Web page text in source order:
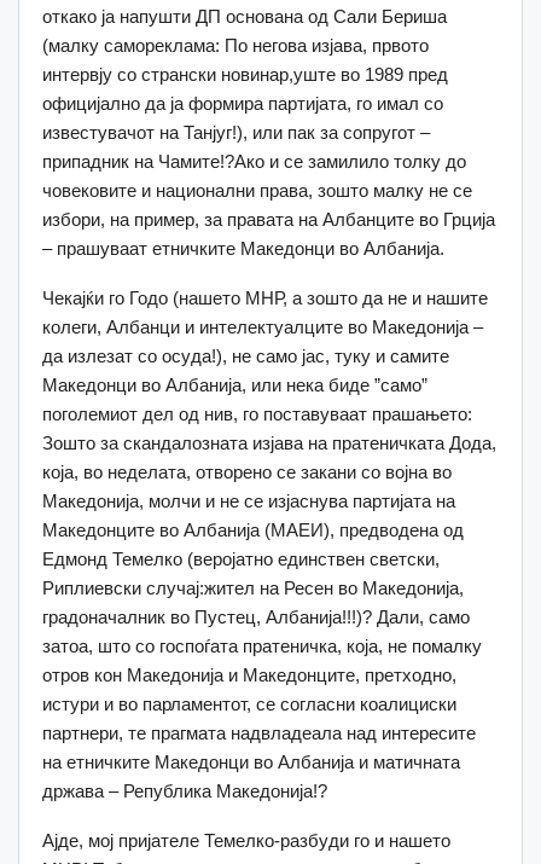
откако ја напушти ДП основана од Сали Бериша
(малку самореклама: По негова изјава, првото
интервју со странски новинар,уште во 1989 пред
официјално да ја формира партијата, го имал со
известувачот на Танјуг!), или пак за сопругот –
припадник на Чамите!?Ако и се замилило толку до
човековите и национални права, зошто малку не се
избори, на пример, за правата на Албанците во Грција
– прашуваат етничките Македонци во Албанија.
Чекајќи го Годо (нашето МНР, а зошто да не и нашите
колеги, Албанци и интелектуалците во Македонија –
да излезат со осуда!), не само јас, туку и самите
Македонци во Албанија, или нека биде ”само”
поголемиот дел од нив, го поставуваат прашањето:
Зошто за скандалозната изјава на пратеничката Дода,
која, во неделата, отворено се закани со војна во
Македонија, молчи и не се изјаснува партијата на
Македонците во Албанија (МАЕИ), предводена од
Едмонд Темелко (веројатно единствен светски,
Риплиевски случај:жител на Ресен во Македонија,
градоначалник во Пустец, Албанија!!!)? Дали, само
затоа, што со госпоѓата пратеничка, која, не помалку
отров кон Македонија и Македонците, претходно,
истури и во парламентот, се согласни коалициски
партнери, те прагмата надвладеала над интересите
на етничките Македонци во Албанија и матичната
држава – Република Македонија!?
Ајде, мој пријателе Темелко-разбуди го и нашето